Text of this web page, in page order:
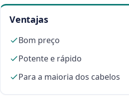
Ventajas
Bom preço
Potente e rápido
Para a maioria dos cabelos